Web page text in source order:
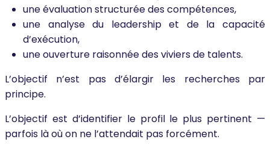
une évaluation structurée des compétences,
une analyse du leadership et de la capacité
d’exécution,
une ouverture raisonnée des viviers de talents.
L’objectif n’est pas d’élargir les recherches par
principe.
L’objectif est d’identifier le profil le plus pertinent —
parfois là où on ne l’attendait pas forcément.